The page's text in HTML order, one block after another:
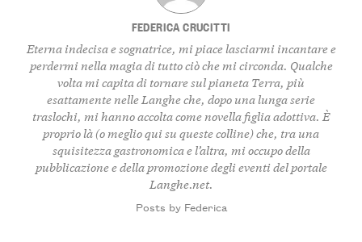
FEDERICA CRUCITTI
Eterna indecisa e sognatrice, mi piace lasciarmi incantare e
perdermi nella magia di tutto ciò che mi circonda. Qualche
volta mi capita di tornare sul pianeta Terra, più
esattamente nelle Langhe che, dopo una lunga serie
traslochi, mi hanno accolta come novella figlia adottiva. È
proprio là (o meglio qui su queste colline) che, tra una
squisitezza gastronomica e l’altra, mi occupo della
pubblicazione e della promozione degli eventi del portale
Langhe.net.
Posts by Federica